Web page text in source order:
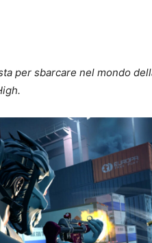
per sbarcare nel mondo